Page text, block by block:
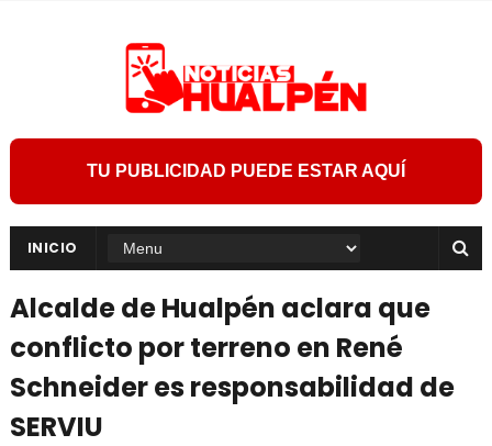
TU PUBLICIDAD PUEDE ESTAR AQUÍ
INICIO
Alcalde de Hualpén aclara que
conflicto por terreno en René
Schneider es responsabilidad de
SERVIU